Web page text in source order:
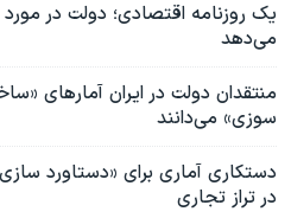
یک روزنامه اقتصادی؛ دولت در
می‌دهد
منتقدان دولت در ایران آمارهای
سوزی» می‌دانند
در تراز تجاری